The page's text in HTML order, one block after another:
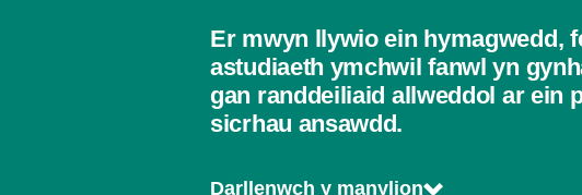
Er mwyn llywio ein hymagwedd,
astudiaeth ymchwil fanwl yn
gan randdeiliaid allweddol ar ein
sicrhau ansawdd.
Darllenwch y manylion